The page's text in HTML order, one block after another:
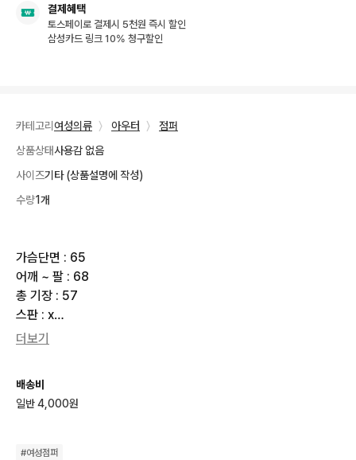
결제혜택
토스페이로 결제시 5천원 즉시 할인
삼성카드 링크 10% 청구할인
카테고리 여성의류 〉 아우터 〉
점퍼
상품상태사용감 없음
사이즈기타 (상품설명에 작성)
수량1개
가슴단면 : 65
어깨 ~ 팔 : 68
총 기장 : 57
스판 : x
★반값택배 X 우체국택배 X(CJ대한통운 일반택배만 이용)
★4만원 이상 구매시 무료배송
★결제 순, 예약 없음
더보기
배송비
일반 4,000원
#여성점퍼